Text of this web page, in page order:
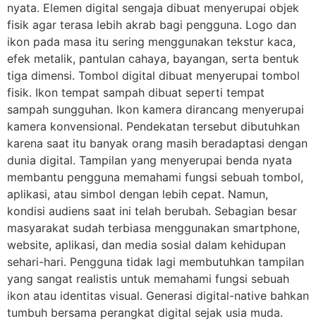
nyata. Elemen digital sengaja dibuat menyerupai objek
fisik agar terasa lebih akrab bagi pengguna. Logo dan
ikon pada masa itu sering menggunakan tekstur kaca,
efek metalik, pantulan cahaya, bayangan, serta bentuk
tiga dimensi. Tombol digital dibuat menyerupai tombol
fisik. Ikon tempat sampah dibuat seperti tempat
sampah sungguhan. Ikon kamera dirancang menyerupai
kamera konvensional. Pendekatan tersebut dibutuhkan
karena saat itu banyak orang masih beradaptasi dengan
dunia digital. Tampilan yang menyerupai benda nyata
membantu pengguna memahami fungsi sebuah tombol,
aplikasi, atau simbol dengan lebih cepat. Namun,
kondisi audiens saat ini telah berubah. Sebagian besar
masyarakat sudah terbiasa menggunakan smartphone,
website, aplikasi, dan media sosial dalam kehidupan
sehari-hari. Pengguna tidak lagi membutuhkan tampilan
yang sangat realistis untuk memahami fungsi sebuah
ikon atau identitas visual. Generasi digital-native bahkan
tumbuh bersama perangkat digital sejak usia muda.